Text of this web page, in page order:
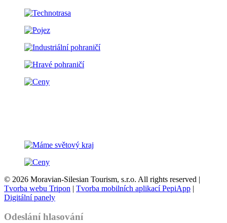
© 2026 Moravian-Silesian Tourism, s.r.o. All rights reserved |
Tvorba webu Tripon | Tvorba mobilních aplikací PepiApp |
Digitální panely
Odeslání hlasování